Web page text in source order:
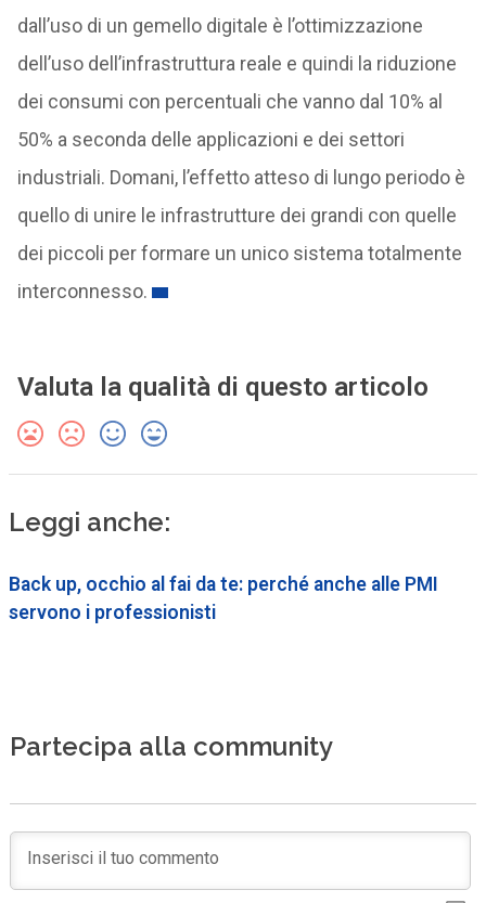
dall’uso di un gemello digitale è l’ottimizzazione
dell’uso dell’infrastruttura reale e quindi la riduzione
dei consumi con percentuali che vanno dal 10% al
50% a seconda delle applicazioni e dei settori
industriali. Domani, l’effetto atteso di lungo periodo è
quello di unire le infrastrutture dei grandi con quelle
dei piccoli per formare un unico sistema totalmente
interconnesso.
Valuta la qualità di questo articolo
Leggi anche:
Back up, occhio al fai da te: perché anche alle PMI
servono i professionisti
Partecipa alla community